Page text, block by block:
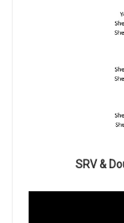
SRV &